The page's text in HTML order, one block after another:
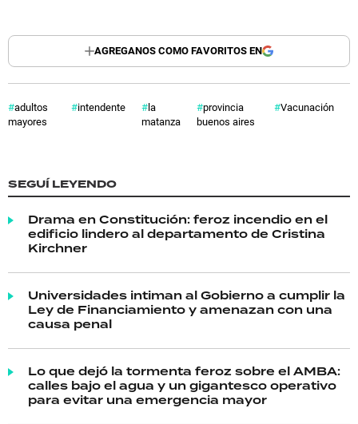
AGREGANOS COMO FAVORITOS EN
adultos
mayores
intendente
la
matanza
provincia
buenos aires
Vacunación
SEGUÍ LEYENDO
Drama en Constitución: feroz incendio en el
edificio lindero al departamento de Cristina
Kirchner
Universidades intiman al Gobierno a cumplir la
Ley de Financiamiento y amenazan con una
causa penal
Lo que dejó la tormenta feroz sobre el AMBA:
calles bajo el agua y un gigantesco operativo
para evitar una emergencia mayor